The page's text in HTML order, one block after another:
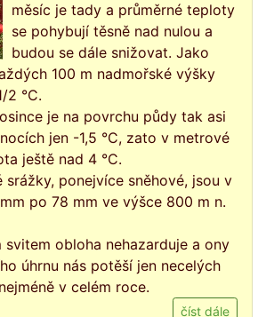
měsíc je tady a průměrné teploty
se pohybují těsně nad nulou a
budou se dále snižovat. Jako
100 m nadmořské výšky
2 °C.
je na povrchu půdy tak asi
jen -1,5 °C, zato v metrové
ještě nad 4 °C.
ponejvíce sněhové, jsou v
po 78 mm ve výšce 800 m n.
obloha nehazarduje a ony
úhrnu nás potěší jen necelých
v celém roce.
číst dále